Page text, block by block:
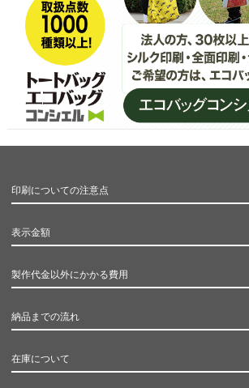
印刷についての注意点
表示金額
製作代金以外にかかる費用
納品までの流れ
在庫について